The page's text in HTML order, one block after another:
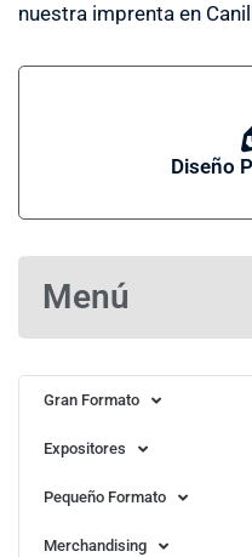
Diseño
nuestra imprenta en
Menú
Gran Formato
Expositores
Pequeño Formato
Merchandising